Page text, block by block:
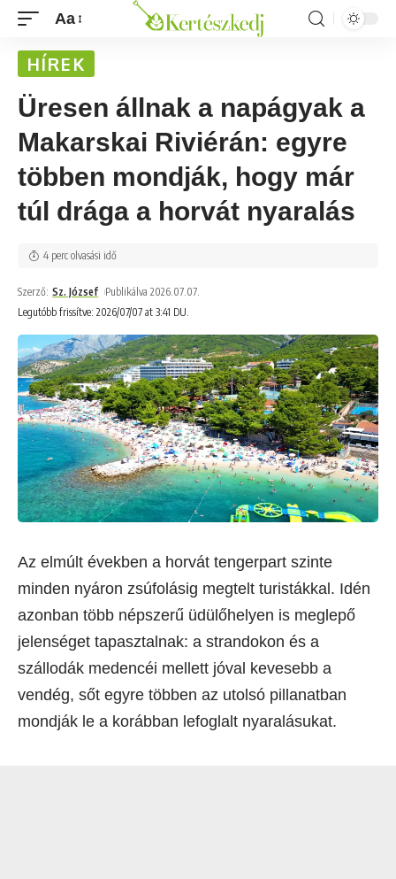
Aa
HÍREK
Üresen állnak a napágyak a
Makarskai Riviérán: egyre
többen mondják, hogy már
túl drága a horvát nyaralás
Legutóbb frissítve: 2026/07/07 at 3:41 DU.
Szerző: Sz. József Publikálva 2026.07.07.
4 perc olvasási idő
Az elmúlt években a horvát tengerpart szinte
minden nyáron zsúfolásig megtelt turistákkal. Idén
azonban több népszerű üdülőhelyen is meglepő
jelenséget tapasztalnak: a strandokon és a
szállodák medencéi mellett jóval kevesebb a
vendég, sőt egyre többen az utolsó pillanatban
mondják le a korábban lefoglalt nyaralásukat.